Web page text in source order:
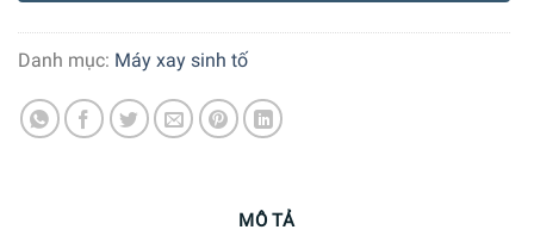
Danh mục: Máy xay sinh tố
MÔ TẢ